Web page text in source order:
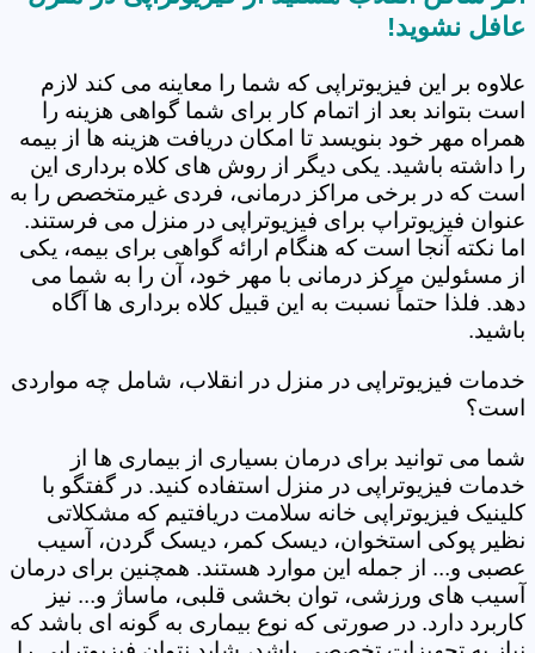
عافل نشوید!
علاوه بر این فیزیوتراپی که شما را معاینه می کند لازم
است بتواند بعد از اتمام کار برای شما گواهی هزینه را
همراه مهر خود بنویسد تا امکان دریافت هزینه ها از بیمه
را داشته باشید. یکی دیگر از روش های کلاه برداری این
است که در برخی مراکز درمانی، فردی غیرمتخصص را به
عنوان فیزیوتراپ برای فیزیوتراپی در منزل می فرستند.
اما نکته آنجا است که هنگام ارائه گواهی برای بیمه، یکی
از مسئولین مرکز درمانی با مهر خود، آن را به شما می
دهد. فلذا حتماً نسبت به این قبیل کلاه برداری ها آگاه
باشید.
خدمات فیزیوتراپی در منزل در انقلاب، شامل چه مواردی
است؟
شما می توانید برای درمان بسیاری از بیماری ها از
خدمات فیزیوتراپی در منزل استفاده کنید. در گفتگو با
کلینیک فیزیوتراپی خانه سلامت دریافتیم که مشکلاتی
نظیر پوکی استخوان، دیسک کمر، دیسک گردن، آسیب
عصبی و... از جمله این موارد هستند. همچنین برای درمان
آسیب های ورزشی، توان بخشی قلبی، ماساژ و... نیز
کاربرد دارد. در صورتی که نوع بیماری به گونه ای باشد که